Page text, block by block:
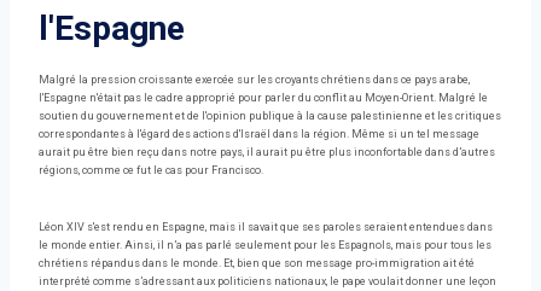
l'Espagne
Malgré la pression croissante exercée sur les croyants chrétiens dans ce pays arabe,
l'Espagne n'était pas le cadre approprié pour parler du conflit au Moyen-Orient. Malgré le
soutien du gouvernement et de l'opinion publique à la cause palestinienne et les critiques
correspondantes à l'égard des actions d'Israël dans la région. Même si un tel message
aurait pu être bien reçu dans notre pays, il aurait pu être plus inconfortable dans d’autres
régions, comme ce fut le cas pour Francisco.
Léon XIV s'est rendu en Espagne, mais il savait que ses paroles seraient entendues dans
le monde entier. Ainsi, il n’a pas parlé seulement pour les Espagnols, mais pour tous les
chrétiens répandus dans le monde. Et, bien que son message pro-immigration ait été
interprété comme s’adressant aux politiciens nationaux, le pape voulait donner une leçon